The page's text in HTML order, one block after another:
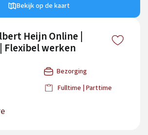
Bekijk op de kaart
Heijn Online |
Flexibel werken
Bezorging
Fulltime | Parttime